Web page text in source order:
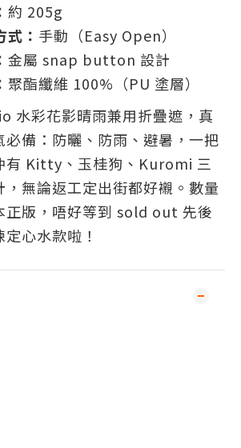
約 205g
式： 手動（Easy Open）
金屬 snap button 設計
聚酯纖維 100%（PU 塗層）
水彩花影晴雨兼用折疊遮，真
必備：防曬、防雨、避暑，一把
有 Kitty、玉桂狗、Kuromi 三
，無論返工定出街都好襯。數量
正版，唔好等到 sold out 先後
心水款啦！